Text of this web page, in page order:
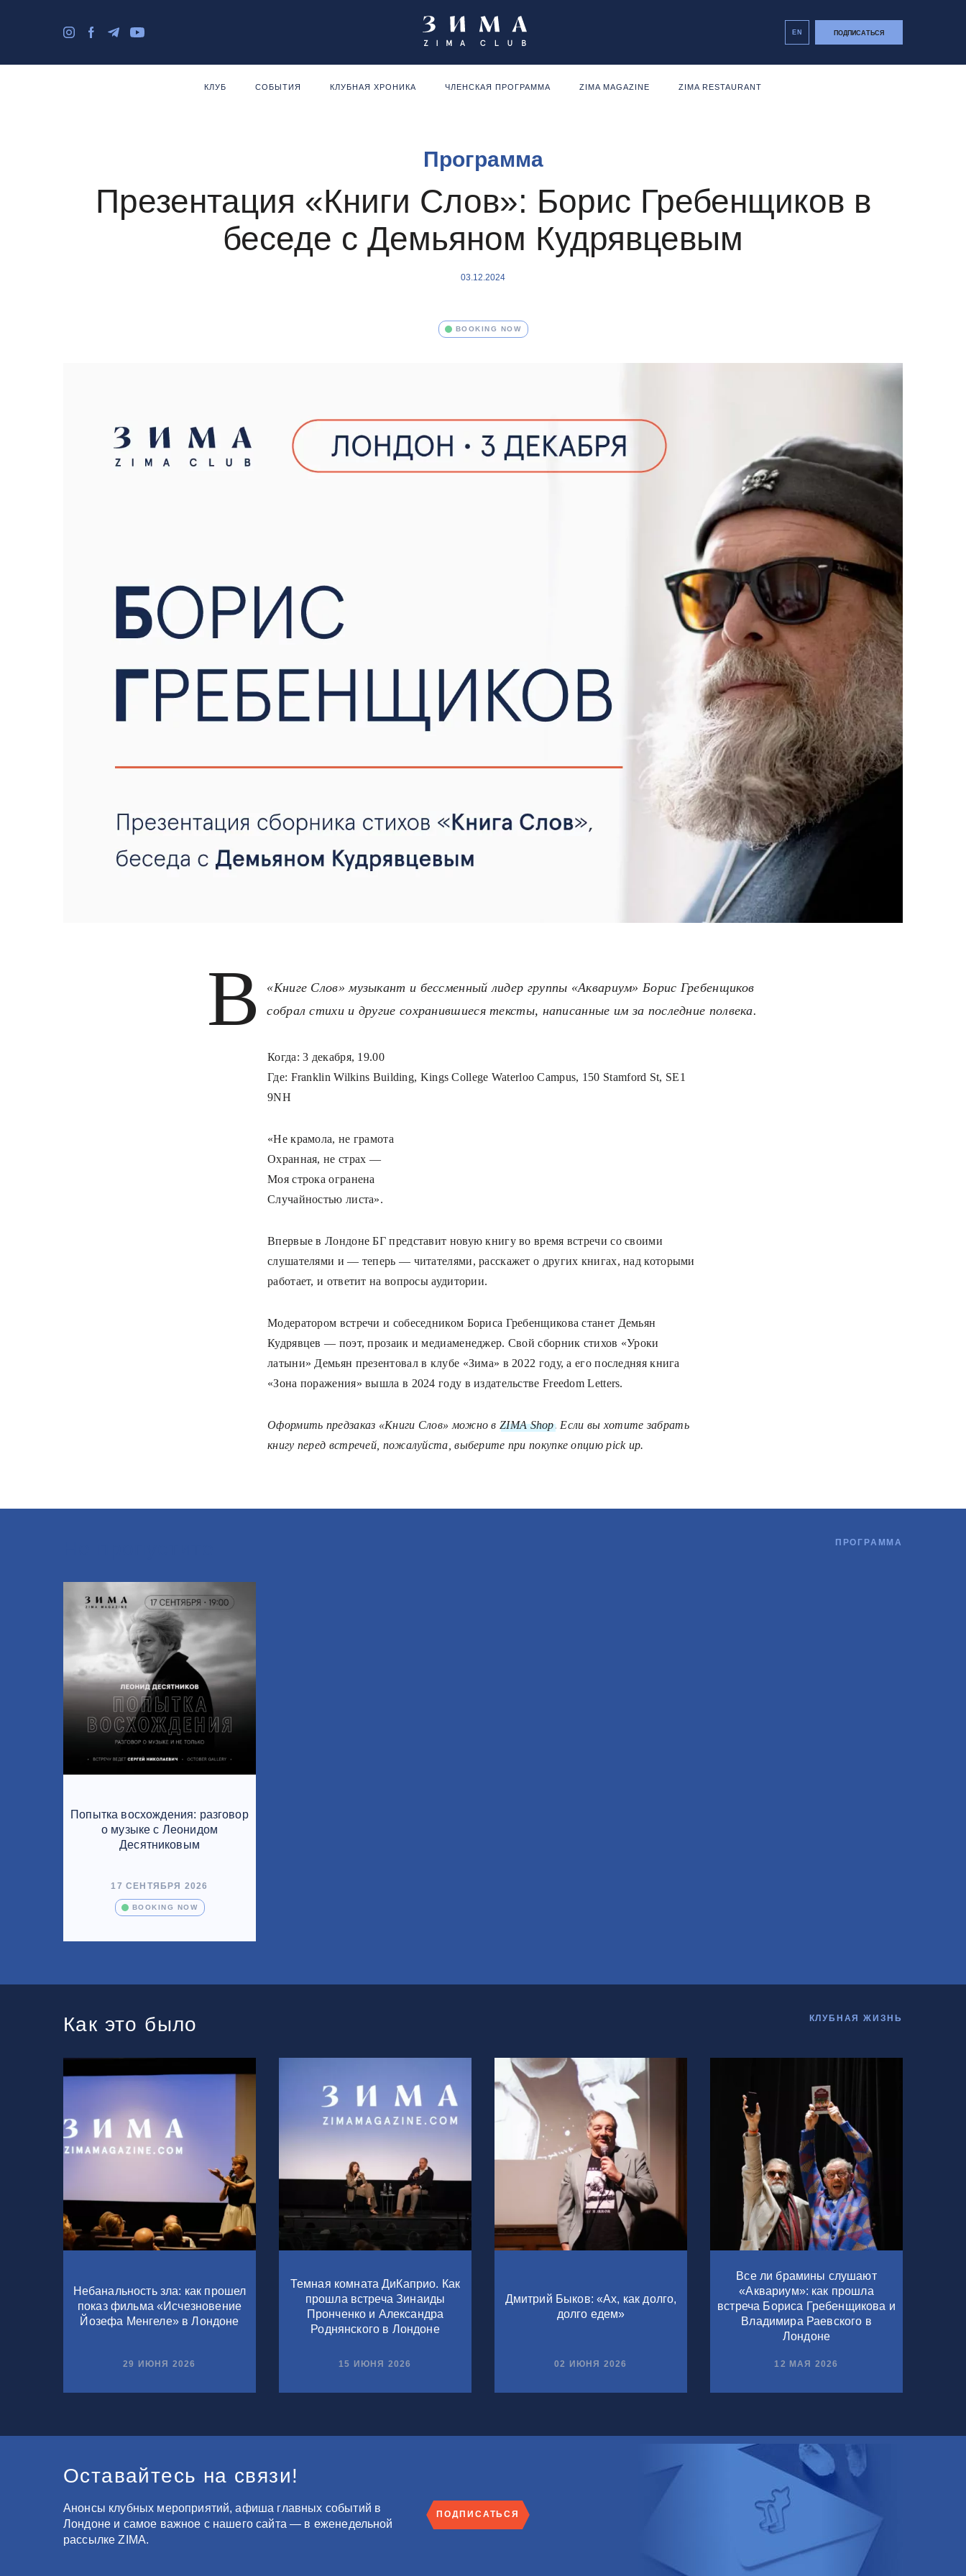
EN ПОДПИСАТЬСЯ
КЛУБ СОБЫТИЯ КЛУБНАЯ ХРОНИКА ЧЛЕНСКАЯ ПРОГРАММА ZIMA MAGAZINE ZIMA RESTAURANT
Программа
Презентация «Книги Слов»: Борис Гребенщиков в
беседе с Демьяном Кудрявцевым
03.12.2024
BOOKING NOW
В
«Книге Слов» музыкант и бессменный лидер группы «Аквариум» Борис Гребенщиков
собрал стихи и другие сохранившиеся тексты, написанные им за последние полвека.
Когда: 3 декабря, 19.00
Где: Franklin Wilkins Building, Kings College Waterloo Campus, 150 Stamford St, SE1
9NH
«Не крамола, не грамота
Охранная, не страх —
Моя строка огранена
Случайностью листа».
Впервые в Лондоне БГ представит новую книгу во время встречи со своими
слушателями и — теперь — читателями, расскажет о других книгах, над которыми
работает, и ответит на вопросы аудитории.
Модератором встречи и собеседником Бориса Гребенщикова станет Демьян
Кудрявцев — поэт, прозаик и медиаменеджер. Свой сборник стихов «Уроки
латыни» Демьян презентовал в клубе «Зима» в 2022 году, а его последняя книга
«Зона поражения» вышла в 2024 году в издательстве Freedom Letters.
Оформить предзаказ «Книги Слов» можно в ZIMA Shop. Если вы хотите забрать
книгу перед встречей, пожалуйста, выберите при покупке опцию pick up.
ПРОГРАММА
Попытка восхождения: разговор
о музыке с Леонидом
Десятниковым
17 СЕНТЯБРЯ 2026
BOOKING NOW
Как это было КЛУБНАЯ ЖИЗНЬ
Небанальность зла: как прошел
показ фильма «Исчезновение
Йозефа Менгеле» в Лондоне
29 ИЮНЯ 2026
Темная комната ДиКаприо. Как
прошла встреча Зинаиды
Пронченко и Александра
Роднянского в Лондоне
15 ИЮНЯ 2026
Дмитрий Быков: «Ах, как долго,
долго едем»
02 ИЮНЯ 2026
Все ли брамины слушают
«Аквариум»: как прошла
встреча Бориса Гребенщикова и
Владимира Раевского в
Лондоне
12 МАЯ 2026
Оставайтесь на связи!
Анонсы клубных мероприятий, афиша главных событий в
Лондоне и самое важное с нашего сайта — в еженедельной
рассылке ZIMA.
ПОДПИСАТЬСЯ